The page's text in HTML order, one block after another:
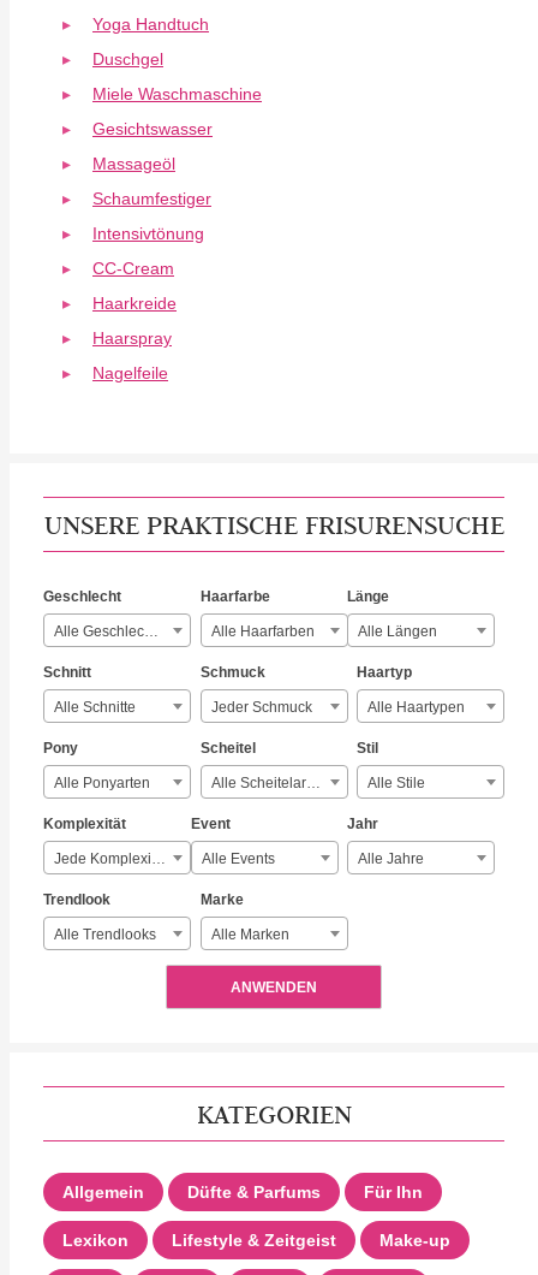
Yoga Handtuch
Duschgel
Miele Waschmaschine
Gesichtswasser
Massageöl
Schaumfestiger
Intensivtönung
CC-Cream
Haarkreide
Haarspray
Nagelfeile
UNSERE PRAKTISCHE FRISURENSUCHE
Geschlecht Haarfarbe
Alle Haarfarben
Länge
Alle Längen
Schnitt
Alle Schnitte
Schmuck
Jeder Schmuck
Haartyp
Alle Haartypen
Pony
Alle Ponyarten
Scheitel
Alle Scheitelarten
Stil
Alle Stile
Komplexität Event
Alle Events
Jahr
Alle Jahre
Trendlook
Alle Trendlooks
Marke
Alle Marken
ANWENDEN
KATEGORIEN
Allgemein Düfte & Parfums Für Ihn
Lexikon Lifestyle & Zeitgeist Make-up